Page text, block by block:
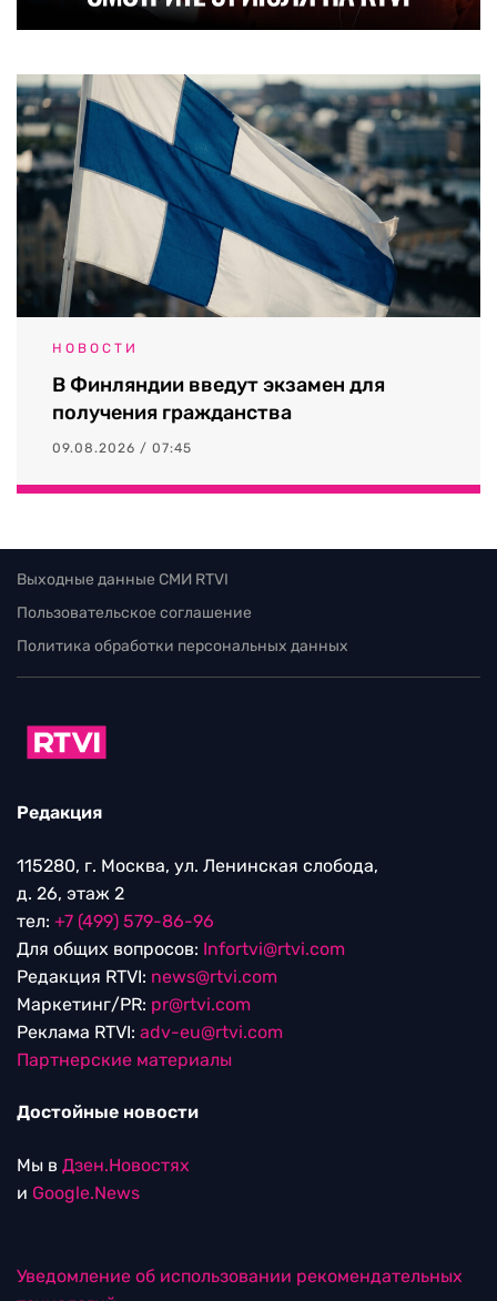
НОВОСТИ
В Финляндии введут экзамен для
получения гражданства
09.08.2026 / 07:45
Выходные данные СМИ RTVI
Пользовательское соглашение
Политика обработки персональных данных
Редакция
115280, г. Москва, ул. Ленинская слобода,
д. 26, этаж 2
тел: +7 (499) 579-86-96
Для общих вопросов: Infortvi@rtvi.com
Редакция RTVI: news@rtvi.com
Маркетинг/PR: pr@rtvi.com
Реклама RTVI: adv-eu@rtvi.com
Партнерские материалы
Достойные новости
Мы в Дзен.Новостях
и Google.News
Уведомление об использовании рекомендательных